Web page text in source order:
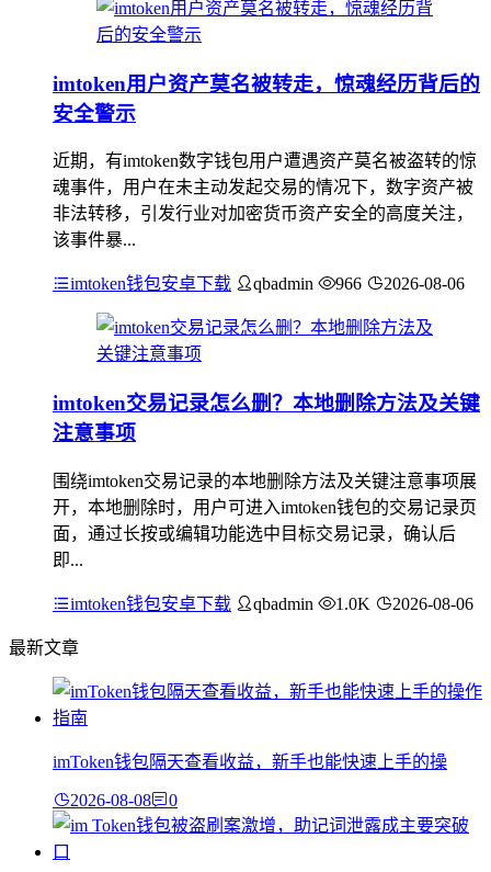
imtoken用户资产莫名被转走，惊魂经历背后的
安全警示
近期，有imtoken数字钱包用户遭遇资产莫名被盗转的惊
魂事件，用户在未主动发起交易的情况下，数字资产被
非法转移，引发行业对加密货币资产安全的高度关注，
该事件暴...
imtoken钱包安卓下载 qbadmin 966 2026-08-06
imtoken交易记录怎么删？本地删除方法及关键
注意事项
围绕imtoken交易记录的本地删除方法及关键注意事项展
开，本地删除时，用户可进入imtoken钱包的交易记录页
面，通过长按或编辑功能选中目标交易记录，确认后
即...
imtoken钱包安卓下载 qbadmin 1.0K 2026-08-06
最新文章
imToken钱包隔天查看收益，新手也能快速上手的操
2026-08-08 0